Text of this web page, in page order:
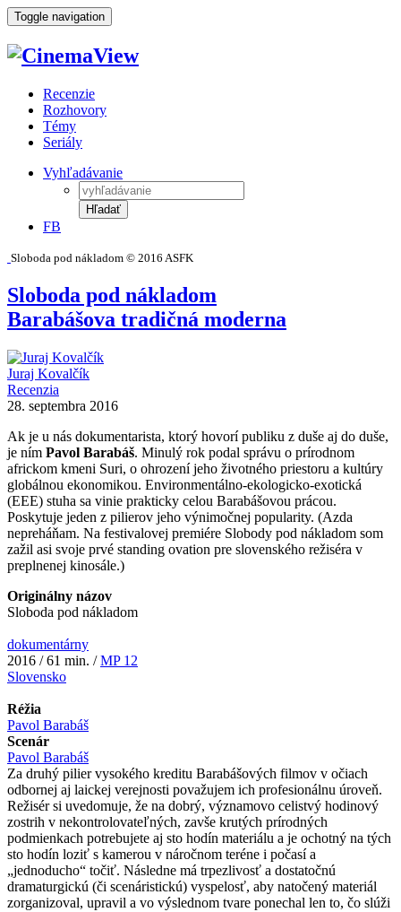
Toggle navigation
Recenzie
Rozhovory
Témy
Seriály
Vyhľadávanie
Hľadať
FB
Sloboda pod nákladom © 2016 ASFK
Sloboda pod nákladom
Barabášova tradičná moderna
Juraj Kovalčík
Recenzia
28. septembra 2016
Ak je u nás dokumentarista, ktorý hovorí publiku z duše aj do duše,
je ním Pavol Barabáš. Minulý rok podal správu o prírodnom
africkom kmeni Suri, o ohrození jeho životného priestoru a kultúry
globálnou ekonomikou. Environmentálno-ekologicko-exotická
(EEE) stuha sa vinie prakticky celou Barabášovou prácou.
Poskytuje jeden z pilierov jeho výnimočnej popularity. (Azda
nepreháňam. Na festivalovej premiére Slobody pod nákladom som
zažil asi svoje prvé standing ovation pre slovenského režiséra v
preplnenej kinosále.)
Originálny názov
Sloboda pod nákladom
dokumentárny
2016 / 61 min. /MP 12
Slovensko
Réžia
Pavol Barabáš
Scenár
Pavol Barabáš
Za druhý pilier vysokého kreditu Barabášových filmov v očiach
odbornej aj laickej verejnosti považujem ich profesionálnu úroveň.
Režisér si uvedomuje, že na dobrý, významovo celistvý hodinový
zostrih v nekontrolovateľných, zavše krutých prírodných
podmienkach potrebujete aj sto hodín materiálu a je ochotný na tých
sto hodín loziť s kamerou v náročnom teréne i počasí a
„jednoducho“ točiť. Následne má trpezlivosť a dostatočnú
dramaturgickú (či scenáristickú) vyspelosť, aby natočený materiál
zorganizoval, upravil a vo výslednom tvare ponechal len to, čo slúži